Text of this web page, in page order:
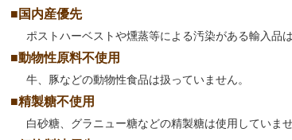
■国内産優先
ポストハーベストや燻蒸等による汚染がある輸入品
■動物性原料不使用
牛、豚などの動物性食品は扱っていません。
■精製糖不使用
白砂糖、グラニュー糖などの精製糖は使用していませ